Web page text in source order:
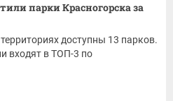
парки Красногорска за
доступны 13 парков.
входят в ТОП-3 по